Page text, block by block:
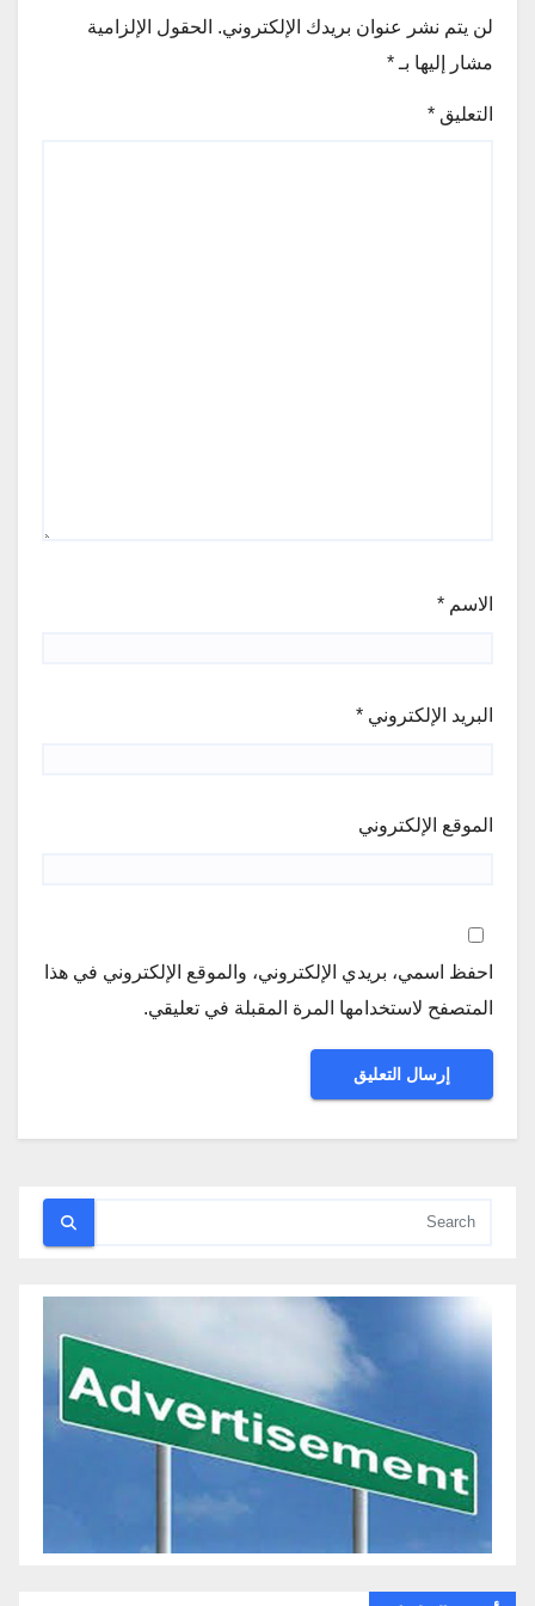
لن يتم نشر عنوان بريدك الإلكتروني. الحقول الإلزامية
مشار إليها بـ *
التعليق *
الاسم *
البريد الإلكتروني *
الموقع الإلكتروني
احفظ اسمي، بريدي الإلكتروني، والموقع الإلكتروني في هذا
المتصفح لاستخدامها المرة المقبلة في تعليقي.